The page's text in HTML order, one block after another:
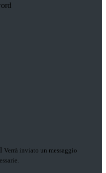
Verrà inviato un messaggio